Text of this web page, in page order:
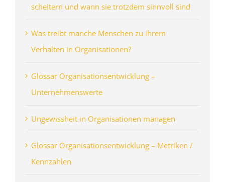
scheitern und wann sie trotzdem sinnvoll sind
Was treibt manche Menschen zu ihrem
Verhalten in Organisationen?
Glossar Organisationsentwicklung –
Unternehmenswerte
Ungewissheit in Organisationen managen
Glossar Organisationsentwicklung – Metriken /
Kennzahlen